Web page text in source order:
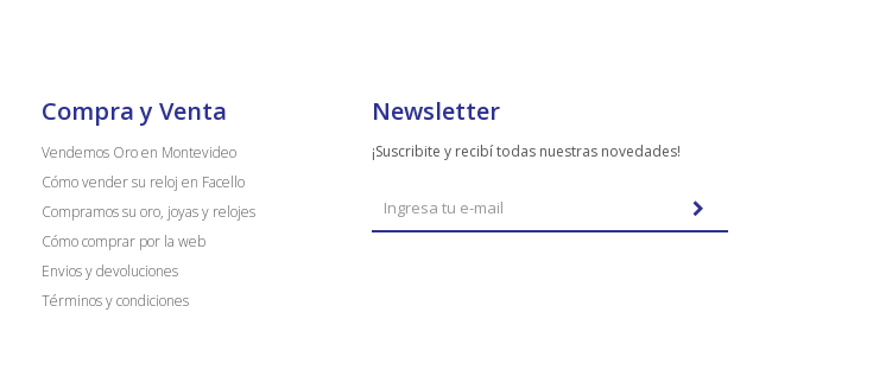
Compra y Venta
Vendemos Oro en Montevideo
Cómo vender su reloj en Facello
Compramos su oro, joyas y relojes
Cómo comprar por la web
Envios y devoluciones
Términos y condiciones
Newsletter
¡Suscribite y recibí todas nuestras novedades!